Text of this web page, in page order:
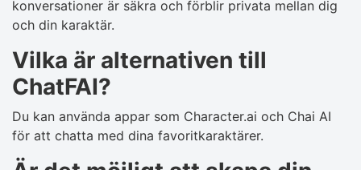
konversationer är säkra och förblir privata mellan dig
och din karaktär.
Vilka är alternativen till
ChatFAI?
Du kan använda appar som Character.ai och Chai AI
för att chatta med dina favoritkaraktärer.